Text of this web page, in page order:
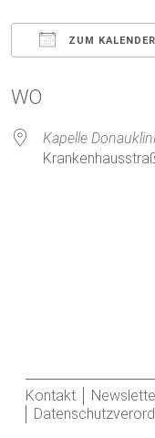
ZUM
WO
Kapelle
Kontakt